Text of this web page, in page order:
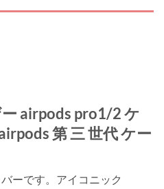
airpods pro1/2 ケ
第 三 世代 ケー
ーです。アイコニック